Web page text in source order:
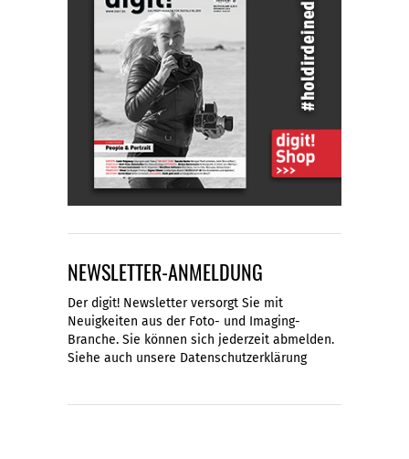
NEWSLETTER-ANMELDUNG
Der digit! Newsletter versorgt Sie mit
Neuigkeiten aus der Foto- und Imaging-
Branche. Sie können sich jederzeit abmelden.
Siehe auch unsere Datenschutzerklärung